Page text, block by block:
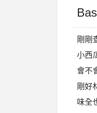
剛剛
小西
會不
剛好
味全